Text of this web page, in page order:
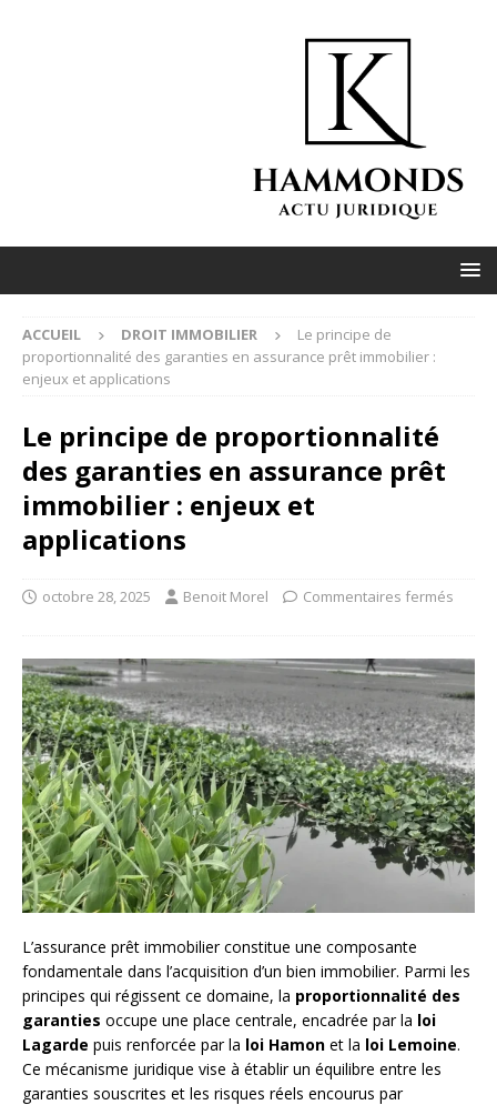
ACCUEIL DROIT IMMOBILIER
Le principe de
proportionnalité des garanties en assurance prêt immobilier :
enjeux et applications
Le principe de proportionnalité
des garanties en assurance prêt
immobilier : enjeux et
applications
octobre 28, 2025 Benoit Morel Commentaires fermés
L’assurance prêt immobilier constitue une composante
fondamentale dans l’acquisition d’un bien immobilier. Parmi les
principes qui régissent ce domaine, la proportionnalité des
garanties occupe une place centrale, encadrée par la loi
Lagarde puis renforcée par la loi Hamon et la loi Lemoine.
Ce mécanisme juridique vise à établir un équilibre entre les
garanties souscrites et les risques réels encourus par